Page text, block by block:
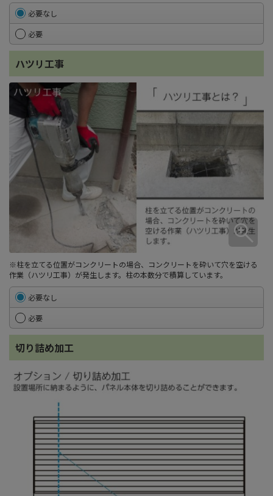
必要なし
必要
ハツリ工事
※柱を立てる位置がコンクリートの場合、コンクリートを砕いて穴を空ける
作業（ハツリ工事）が発生します。柱の本数分で積算しています。
必要なし
必要
切り詰め加工